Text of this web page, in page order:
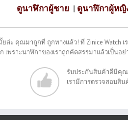
ดูนาฬิกาผู้ชาย | ดูนาฬิกาผู้หญิ
ะ คุณมาถูกที่ ถูกทางแล้ว! ที่ Zinice Watch
เพราะนาฬิกาของเราถูกคัดสรรมาแล้วเป็นอ
รับประกันสินค้าดีมีคุ
เรามีการตรวจสอบสิ